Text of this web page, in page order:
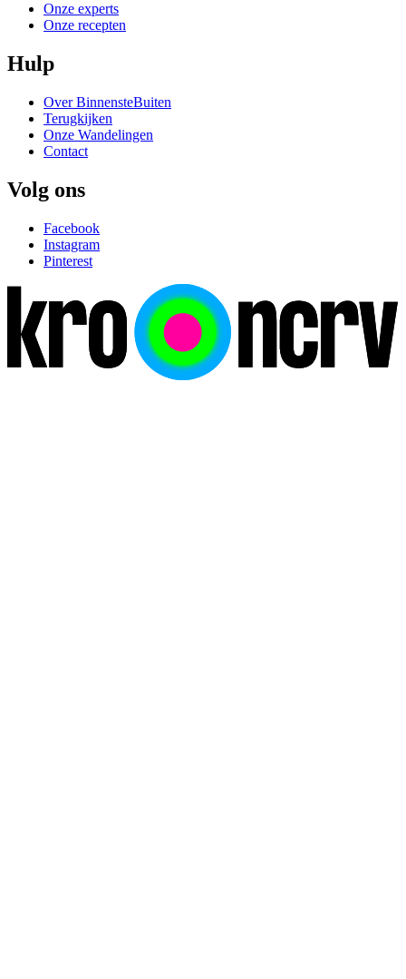
Onze experts
Onze recepten
Hulp
Over BinnensteBuiten
Terugkijken
Onze Wandelingen
Contact
Volg ons
Facebook
Instagram
Pinterest